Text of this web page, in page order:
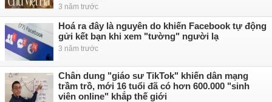
3 năm trước
Hoá ra đây là nguyên do khiến Facebook tự động
gửi kết bạn khi xem "tường" người lạ
3 năm trước
Chân dung "giáo sư TikTok" khiến dân mạng
trầm trồ, mới 16 tuổi đã có hơn 600.000 "sinh
viên online" khắp thế giới